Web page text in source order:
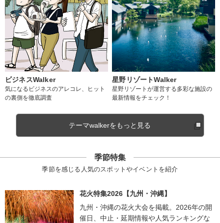
ビジネスWalker
気になるビジネスのアレコレ、ヒット
の裏側を徹底調査
星野リゾートWalker
星野リゾートが運営する多彩な施設の
最新情報をチェック！
テーマwalkerをもっと見る
季節特集
季節を感じる人気のスポットやイベントを紹介
花火特集2026【九州・沖縄】
九州・沖縄の花火大会を掲載。2026年の開
催日、中止・延期情報や人気ランキングな